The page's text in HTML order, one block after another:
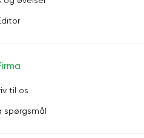
til os
spørgsmål